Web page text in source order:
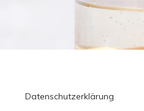
Datenschutzerklärung